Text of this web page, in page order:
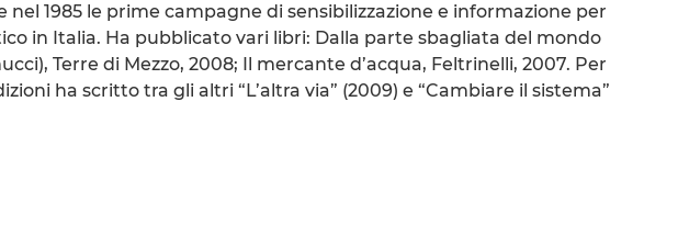
nel 1985 le prime campagne di sensibilizzazione e informazione per
in Italia. Ha pubblicato vari libri: Dalla parte sbagliata del mondo
Terre di Mezzo, 2008; Il mercante d’acqua, Feltrinelli, 2007. Per
ha scritto tra gli altri “L’altra via” (2009) e “Cambiare il sistema”